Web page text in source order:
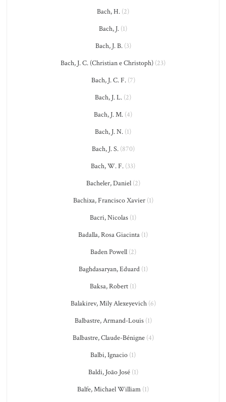
Bach, H. (2)
Bach, J. (1)
Bach, J. B.(3)
Bach, J. C. (Christian e Christoph) (23)
Bach, J. C. F.(7)
Bach, J. L. (2)
Bach, J. M. (4)
Bach, J. N. (1)
Bach, J. S.(870)
Bach, W. F. (33)
Bacheler, Daniel(2)
Bachixa, Francisco Xavier(1)
Bacri, Nicolas (1)
Badalla, Rosa Giacinta (1)
Baden Powell(2)
Baghdasaryan, Eduard(1)
Baksa, Robert (1)
Balakirev, Mily Alexeyevich(6)
Balbastre, Armand-Louis(1)
Balbastre, Claude-Bénigne(4)
Balbi, Ignacio (1)
Baldi, João José(1)
Balfe, Michael William (1)